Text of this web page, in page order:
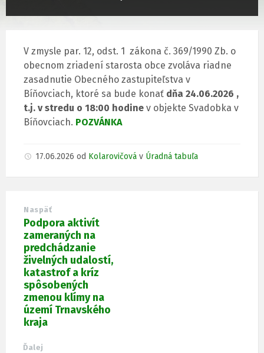
V zmysle par. 12, odst. 1 zákona č. 369/1990 Zb. o
obecnom zriadení starosta obce zvoláva riadne
zasadnutie Obecného zastupiteľstva v
Bíňovciach, ktoré sa bude konať dňa 24.06.2026 ,
t.j. v stredu o 18:00 hodine v objekte Svadobka v
Bíňovciach. POZVÁNKA
17.06.2026 od Kolarovičová v Úradná tabuľa
Naspäť
Podpora aktivít
zameraných na
predchádzanie
živelných udalostí,
katastrof a kríz
spôsobených
zmenou klímy na
území Trnavského
kraja
Ďalej